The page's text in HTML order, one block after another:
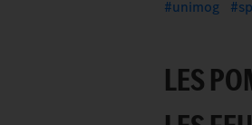
unimog
LES